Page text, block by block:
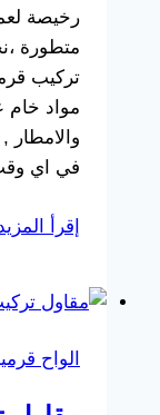
رخيصة
متطورة
تركيب
مواد خام
والامطار
في اي
إقرأ
الواح